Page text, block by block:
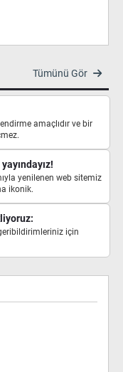
Tümünü Gör
amaçlıdır ve bir
yenilenen web sitemiz
ikonik.
için